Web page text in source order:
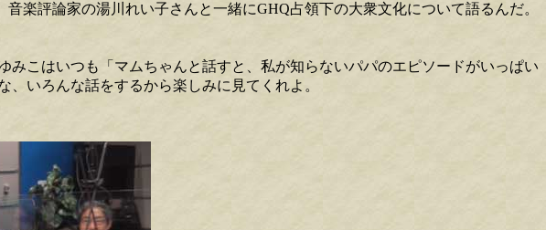
楽評論家の湯川れい子さんと一緒にGHQ占領下の大衆文化について語るんだ。
こはいつも「マムちゃんと話すと、私が知らないパパのエピソードがいっぱい
いろんな話をするから楽しみに見てくれよ。